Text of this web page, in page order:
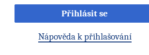
Přihlásit se
Nápověda k přihlašování